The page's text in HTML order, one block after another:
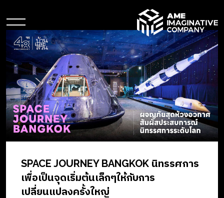
SPACE JOURNEY BANGKOK นิทรรศการ
เพื่อเป็นจุดเริ่มต้นเล็กๆให้กับการ
เปลี่ยนแปลงครั้งใหญ่